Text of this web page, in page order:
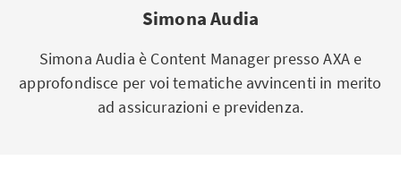
Simona Audia
Simona Audia è Content Manager presso AXA e
approfondisce per voi tematiche avvincenti in merito
ad assicurazioni e previdenza.